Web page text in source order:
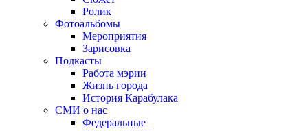
Ролик
Фотоальбомы
Мероприятия
Зарисовка
Подкасты
Работа мэрии
Жизнь города
История Карабулака
СМИ о нас
Федеральные